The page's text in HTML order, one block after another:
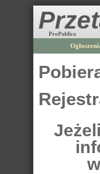
ProPublico